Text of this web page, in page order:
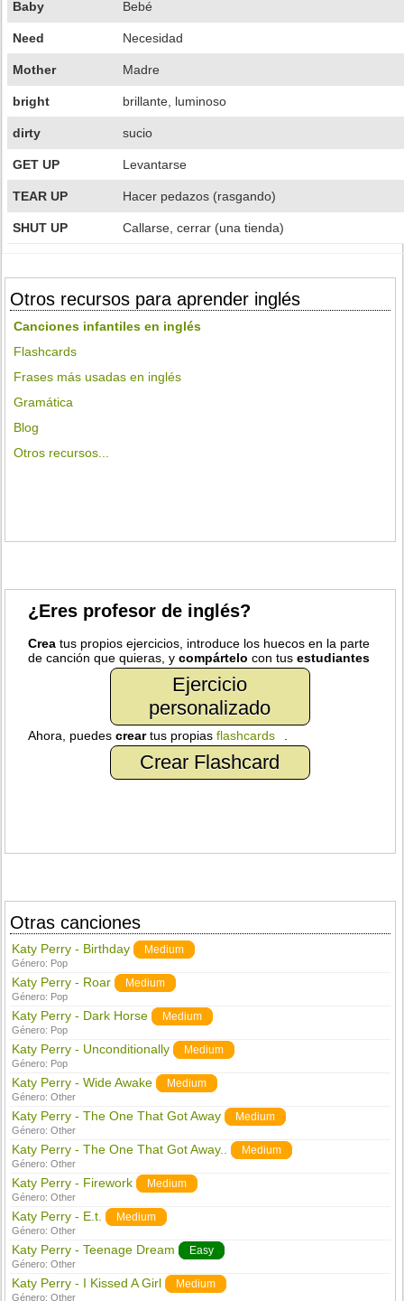
Baby Bebé
Need Necesidad
Mother Madre
bright brillante, luminoso
dirty sucio
GET UP Levantarse
TEAR UP Hacer pedazos (rasgando)
SHUT UP Callarse, cerrar (una tienda)
Otros recursos para aprender inglés
Canciones infantiles en inglés
Flashcards
Frases más usadas en inglés
Gramática
Blog
Otros recursos...
¿Eres profesor de inglés?
Crea tus propios ejercicios, introduce los huecos en la parte
de canción que quieras, ycompártelo con tusestudiantes
Ejercicio
personalizado
Ahora, puedescreartus propiasflashcards
Crear Flashcard
Otras canciones
Katy Perry - Birthday Medium
Género: Pop
Katy Perry - Roar Medium
Género: Pop
Katy Perry - Dark Horse Medium
Género: Pop
Katy Perry - Unconditionally Medium
Género: Pop
Katy Perry - Wide Awake Medium
Género:Other
Katy Perry - The One That Got Away Medium
Género:Other
Katy Perry - The One That Got Away.. Medium
Género:Other
Katy Perry - Firework Medium
Género:Other
Katy Perry - E.t. Medium
Género:Other
Katy Perry - Teenage Dream Easy
Género:Other
Katy Perry - I Kissed A Girl Medium
Género:Other